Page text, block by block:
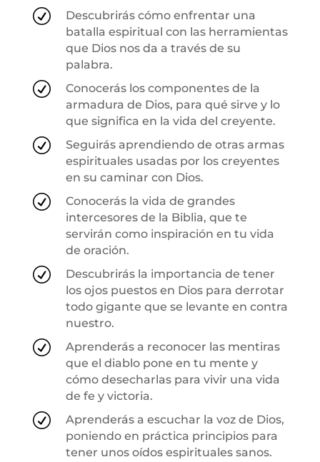
R
Descubrirás cómo enfrentar una
batalla espiritual con las herramientas
que Dios nos da a través de su
palabra.
R
Conocerás los componentes de la
armadura de Dios, para qué sirve y lo
que significa en la vida del creyente.
R
Seguirás aprendiendo de otras armas
espirituales usadas por los creyentes
en su caminar con Dios.
R
Conocerás la vida de grandes
intercesores de la Biblia, que te
servirán como inspiración en tu vida
de oración.
R
Descubrirás la importancia de tener
los ojos puestos en Dios para derrotar
todo gigante que se levante en contra
nuestro.
R
Aprenderás a reconocer las mentiras
que el diablo pone en tu mente y
cómo desecharlas para vivir una vida
de fe y victoria.
R
Aprenderás a escuchar la voz de Dios,
poniendo en práctica principios para
tener unos oídos espirituales sanos.